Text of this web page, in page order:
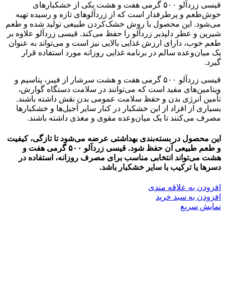
قیسی زردآلو ۵۰۰ گرمی هفت و هشت یکی از خشکبارهای
خوش‌طعم و پرطرفدار است که از زردآلوهای تازه و رسیده تهیه
می‌شود. این محصول با روش خشک‌کردن طبیعی تولید شده و طعم
شیرین و عطر دلپذیر زردآلو را حفظ می‌کند. قیسی زردآلو علاوه بر
طعم خوب، دارای ارزش غذایی بالایی نیز است و می‌تواند به عنوان
یک میان‌وعده سالم در برنامه غذایی روزانه مورد استفاده قرار
گیرد.
قیسی زردآلو ۵۰۰ گرمی هفت و هشت سرشار از فیبر، پتاسیم و
ویتامین‌های مفید است که می‌توانند در سلامت دستگاه گوارش،
تأمین انرژی بدن و حفظ سلامت عمومی بدن نقش داشته باشند.
بسیاری از افراد از این خشکبار در کنار سایر آجیل‌ها و خشکبارها
مصرف می‌کنند تا یک میان‌وعده مقوی و مغذی داشته باشند.
این محصول در بسته‌بندی بهداشتی عرضه می‌شود تا تازگی، کیفیت
و طعم طبیعی آن حفظ شود. قیسی زردآلو ۵۰۰ گرمی هفت و
هشت می‌تواند انتخابی مناسب برای مصرف روزانه، استفاده در
دسرها یا ترکیب با سایر خشکبار باشد.
افزودن به علاقه مندی
افزودن به سبد خرید
نمایش سریع